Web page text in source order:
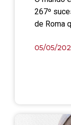
267º
de Roma
05/05/